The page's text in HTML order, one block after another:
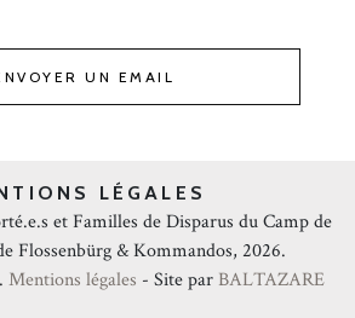
UN EMAIL
LÉGALES
et Familles de Disparus du Camp de
Flossenbürg & Kommandos, 2026.
Mentions légales - Site par BALTAZARE